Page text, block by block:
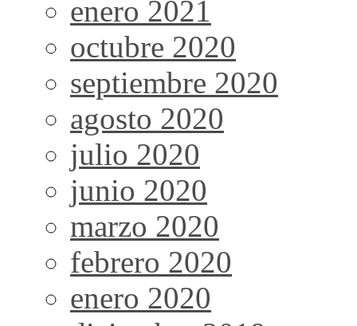
enero 2021
octubre 2020
septiembre 2020
agosto 2020
julio 2020
junio 2020
marzo 2020
febrero 2020
enero 2020